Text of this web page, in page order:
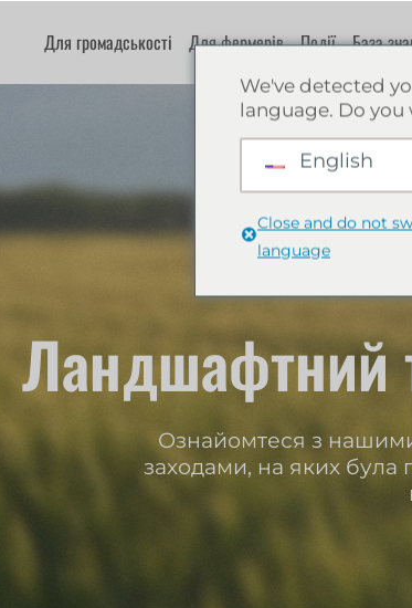
Для громадськості Для фермерів Події База
Ландшафтний
Ознайомтеся з
заходами, на яких була
We've detected
language. Do
English
Close and do not
language